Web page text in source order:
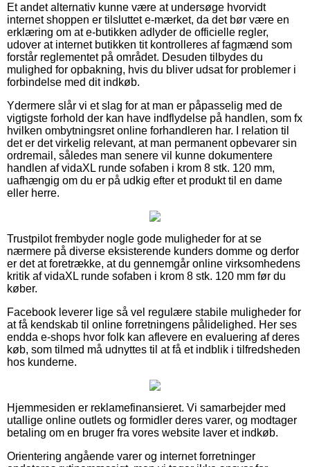
Et andet alternativ kunne være at undersøge hvorvidt
internet shoppen er tilsluttet e-mærket, da det bør være en
erklæring om at e-butikken adlyder de officielle regler,
udover at internet butikken tit kontrolleres af fagmænd som
forstår reglementet på området. Desuden tilbydes du
mulighed for opbakning, hvis du bliver udsat for problemer i
forbindelse med dit indkøb.
Ydermere slår vi et slag for at man er påpasselig med de
vigtigste forhold der kan have indflydelse på handlen, som fx
hvilken ombytningsret online forhandleren har. I relation til
det er det virkelig relevant, at man permanent opbevarer sin
ordremail, således man senere vil kunne dokumentere
handlen af vidaXL runde sofaben i krom 8 stk. 120 mm,
uafhængig om du er på udkig efter et produkt til en dame
eller herre.
Trustpilot frembyder nogle gode muligheder for at se
nærmere på diverse eksisterende kunders domme og derfor
er det at foretrække, at du gennemgår online virksomhedens
kritik af vidaXL runde sofaben i krom 8 stk. 120 mm før du
køber.
Facebook leverer lige så vel regulære stabile muligheder for
at få kendskab til online forretningens pålidelighed. Her ses
endda e-shops hvor folk kan aflevere en evaluering af deres
køb, som tilmed må udnyttes til at få et indblik i tilfredsheden
hos kunderne.
Hjemmesiden er reklamefinansieret. Vi samarbejder med
utallige online outlets og formidler deres varer, og modtager
betaling om en bruger fra vores website laver et indkøb.
Orientering angående varer og internet forretninger